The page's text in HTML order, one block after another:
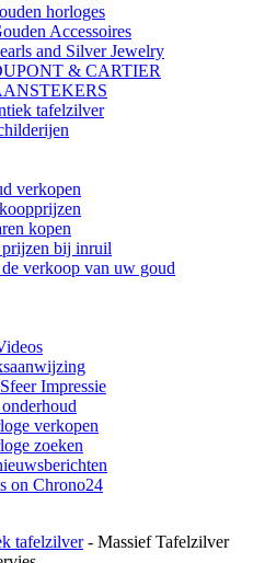
horloges
Accessoires
and Silver Jewelry
& CARTIER
tafelzilver
verkopen
kopen
bij inruil
verkoop van uw goud
Impressie
verkopen
zoeken
on Chrono24
tafelzilver- Massief Tafelzilver